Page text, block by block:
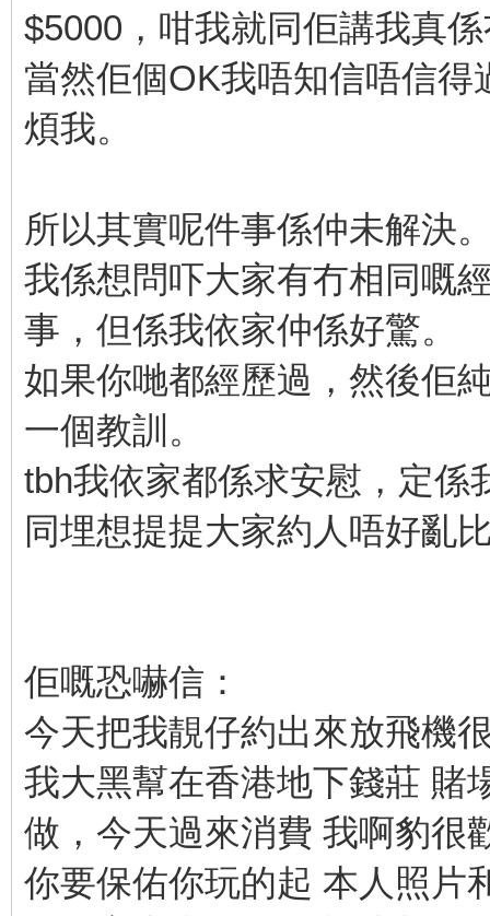
$5000，咁我就同佢講我真
當然佢個OK我唔知信唔信
煩我。
所以其實呢件事係仲未解決
我係想問吓大家有冇相同嘅
事，但係我依家仲係好驚。
如果你哋都經歷過，然後佢
一個教訓。
tbh我依家都係求安慰，定
同埋想提提大家約人唔好亂
佢嘅恐嚇信：
今天把我靚仔約出來放飛機
我大黑幫在香港地下錢莊 賭
做，今天過來消費 我啊豹很
你要保佑你玩的起 本人照片